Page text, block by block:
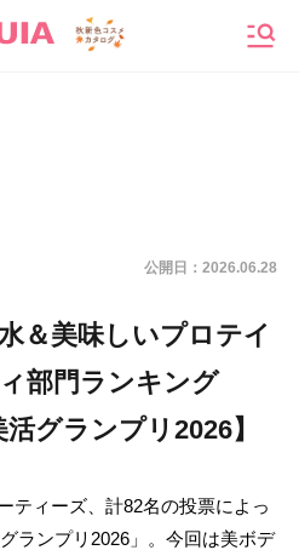
公開日： 2026.06.28
＆美味しいプロテイ
部門ランキング
グランプリ2026】
ティーズ、計82名の投票によっ
ランプリ2026」。今回は美ボデ